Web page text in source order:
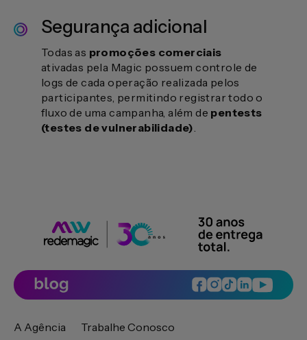
Segurança adicional
Todas as promoções comerciais
ativadas pela Magic possuem controle de
logs de cada operação realizada pelos
participantes, permitindo registrar todo o
fluxo de uma campanha, além de pentests
(testes de vulnerabilidade).
A Agência
Trabalhe Conosco